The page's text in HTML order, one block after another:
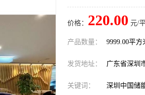
价格： 220.00 元/
产品数量： 9999.00平方
发货地址： 广东省深圳
关键词： 深圳中国储